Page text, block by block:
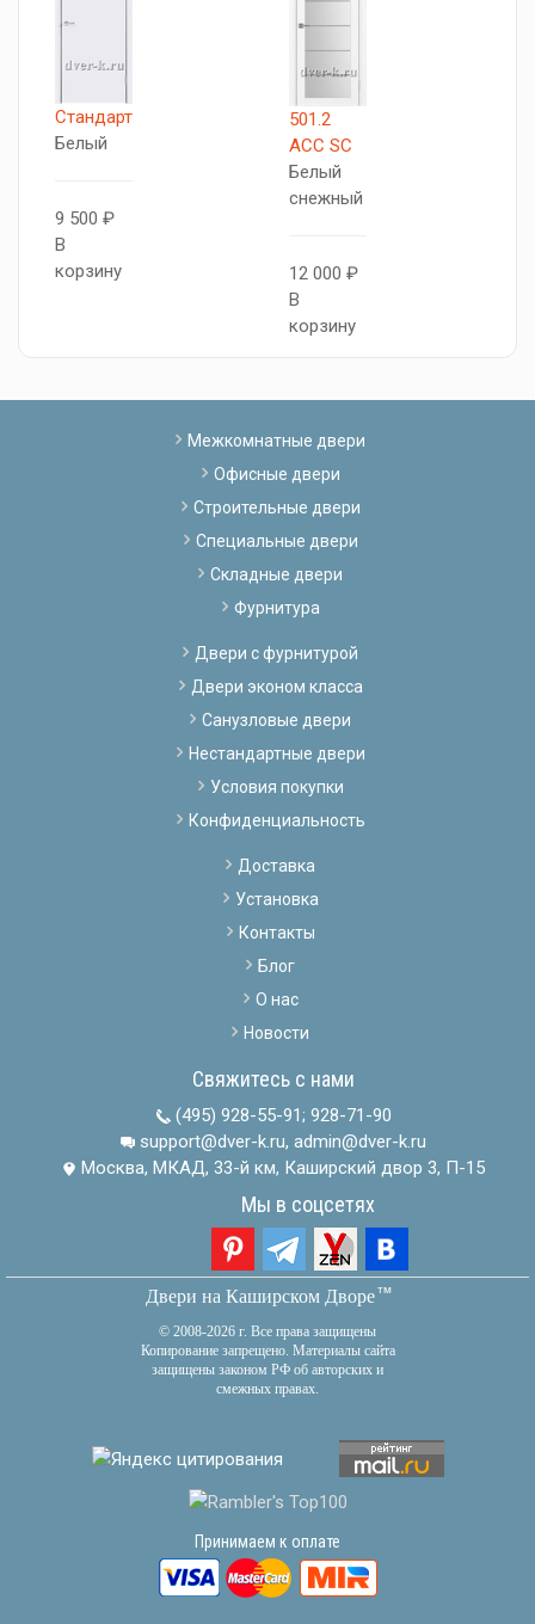
Стандарт
Белый
9 500 ₽
В
корзину
501.2
АСС SC
Белый
снежный
12 000 ₽
В
корзину
Межкомнатные двери
Офисные двери
Строительные двери
Специальные двери
Складные двери
Фурнитура
Двери с фурнитурой
Двери эконом класса
Санузловые двери
Нестандартные двери
Условия покупки
Конфиденциальность
Доставка
Установка
Контакты
Блог
О нас
Новости
Свяжитесь с нами
(495) 928-55-91; 928-71-90
support@dver-k.ru, admin@dver-k.ru
Москва, МКАД, 33-й км, Каширский двор 3, П-15
Мы в соцсетях
Двери на Каширском Дворетм
© 2008-2026 г. Все права защищены
Копирование запрещено. Материалы сайта
защищены законом РФ об авторских и
смежных правах.
Принимаем к оплате